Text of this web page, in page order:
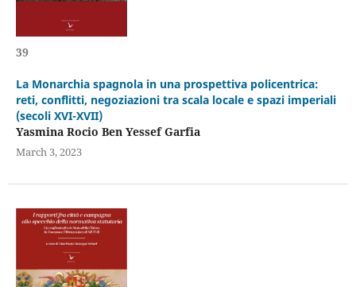
39
La Monarchia spagnola in una prospettiva policentrica:
reti, conflitti, negoziazioni tra scala locale e spazi imperiali
(secoli XVI-XVII)
Yasmina Rocio Ben Yessef Garfia
March 3, 2023